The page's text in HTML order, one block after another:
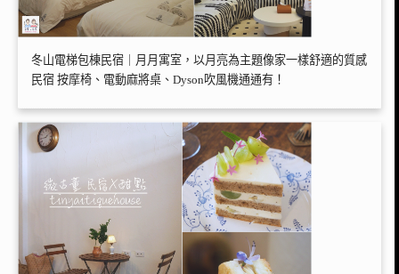
冬山電梯包棟民宿｜月月寓室，以月亮為主題像家一樣舒適的質感
民宿 按摩椅、電動麻將桌、Dyson吹風機通通有！